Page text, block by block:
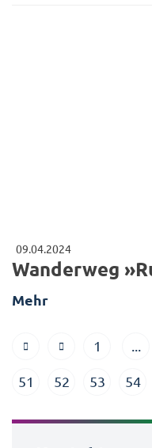
09.04.2024
Wanderweg
Mehr
1
51 52 53 54